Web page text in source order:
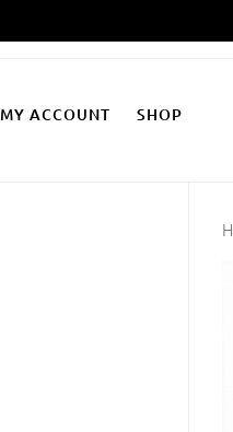
MY ACCOUNT SHOP